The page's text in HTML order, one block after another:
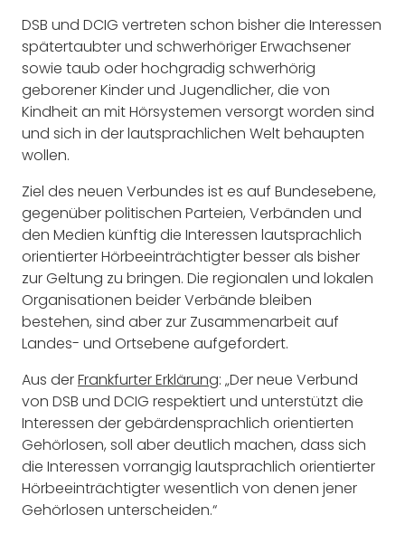
DSB und DCIG vertreten schon bisher die Interessen
spätertaubter und schwerhöriger Erwachsener
sowie taub oder hochgradig schwerhörig
geborener Kinder und Jugendlicher, die von
Kindheit an mit Hörsystemen versorgt worden sind
und sich in der lautsprachlichen Welt behaupten
wollen.
Ziel des neuen Verbundes ist es auf Bundesebene,
gegenüber politischen Parteien, Verbänden und
den Medien künftig die Interessen lautsprachlich
orientierter Hörbeeinträchtigter besser als bisher
zur Geltung zu bringen. Die regionalen und lokalen
Organisationen beider Verbände bleiben
bestehen, sind aber zur Zusammenarbeit auf
Landes- und Ortsebene aufgefordert.
Aus derFrankfurter Erklärung: „Der neue Verbund
von DSB und DCIG respektiert und unterstützt die
Interessen der gebärdensprachlich orientierten
Gehörlosen, soll aber deutlich machen, dass sich
die Interessen vorrangig lautsprachlich orientierter
Hörbeeinträchtigter wesentlich von denen jener
Gehörlosen unterscheiden.“